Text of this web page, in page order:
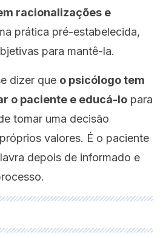
racionalizações e
prática pré-estabelecida,
para mantê-la.
dizer que o psicólogo tem
o paciente e educá-lo para
tomar uma decisão
valores. É o paciente
depois de informado e
minuciosamente revisadas por